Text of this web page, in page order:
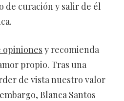
de curación y salir de él
opiniones y recomienda
propio. Tras una
de vista nuestro valor
Blanca Santos